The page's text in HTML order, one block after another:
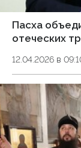
Пасха
отеческих
12.04.2026 в